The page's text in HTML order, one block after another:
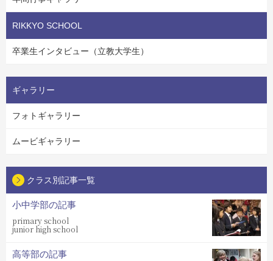
RIKKYO SCHOOL
卒業生インタビュー（立教大学生）
ギャラリー
フォトギャラリー
ムービギャラリー
クラス別記事一覧
小中学部の記事
primary school
junior high school
高等部の記事